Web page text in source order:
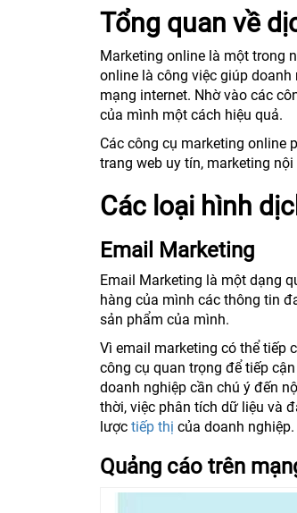
Tổng quan về
Marketing online là một trong
online là công việc giúp
mạng internet. Nhờ vào các
của mình một cách hiệu quả.
Các công cụ marketing online
trang web uy tín, marketing nội
Các loại hình
Email Marketing
Email Marketing là một dạng
hàng của mình các thông tin
sản phẩm của mình.
Vì email marketing có thể tiếp
công cụ quan trọng để tiếp
doanh nghiệp cần chú ý đến
thời, việc phân tích dữ liệu và
lược tiếp thị của doanh nghiệp.
Quảng cáo trên